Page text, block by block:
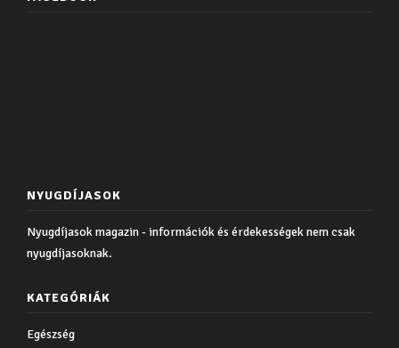
NYUGDÍJASOK
Nyugdíjasok magazin - információk és érdekességek nem csak
nyugdíjasoknak.
KATEGÓRIÁK
Egészség